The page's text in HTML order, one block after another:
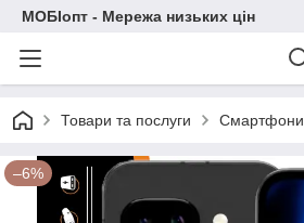
МОБІопт - Мережа низьких цін
Товари та послуги Смартфони
–6%